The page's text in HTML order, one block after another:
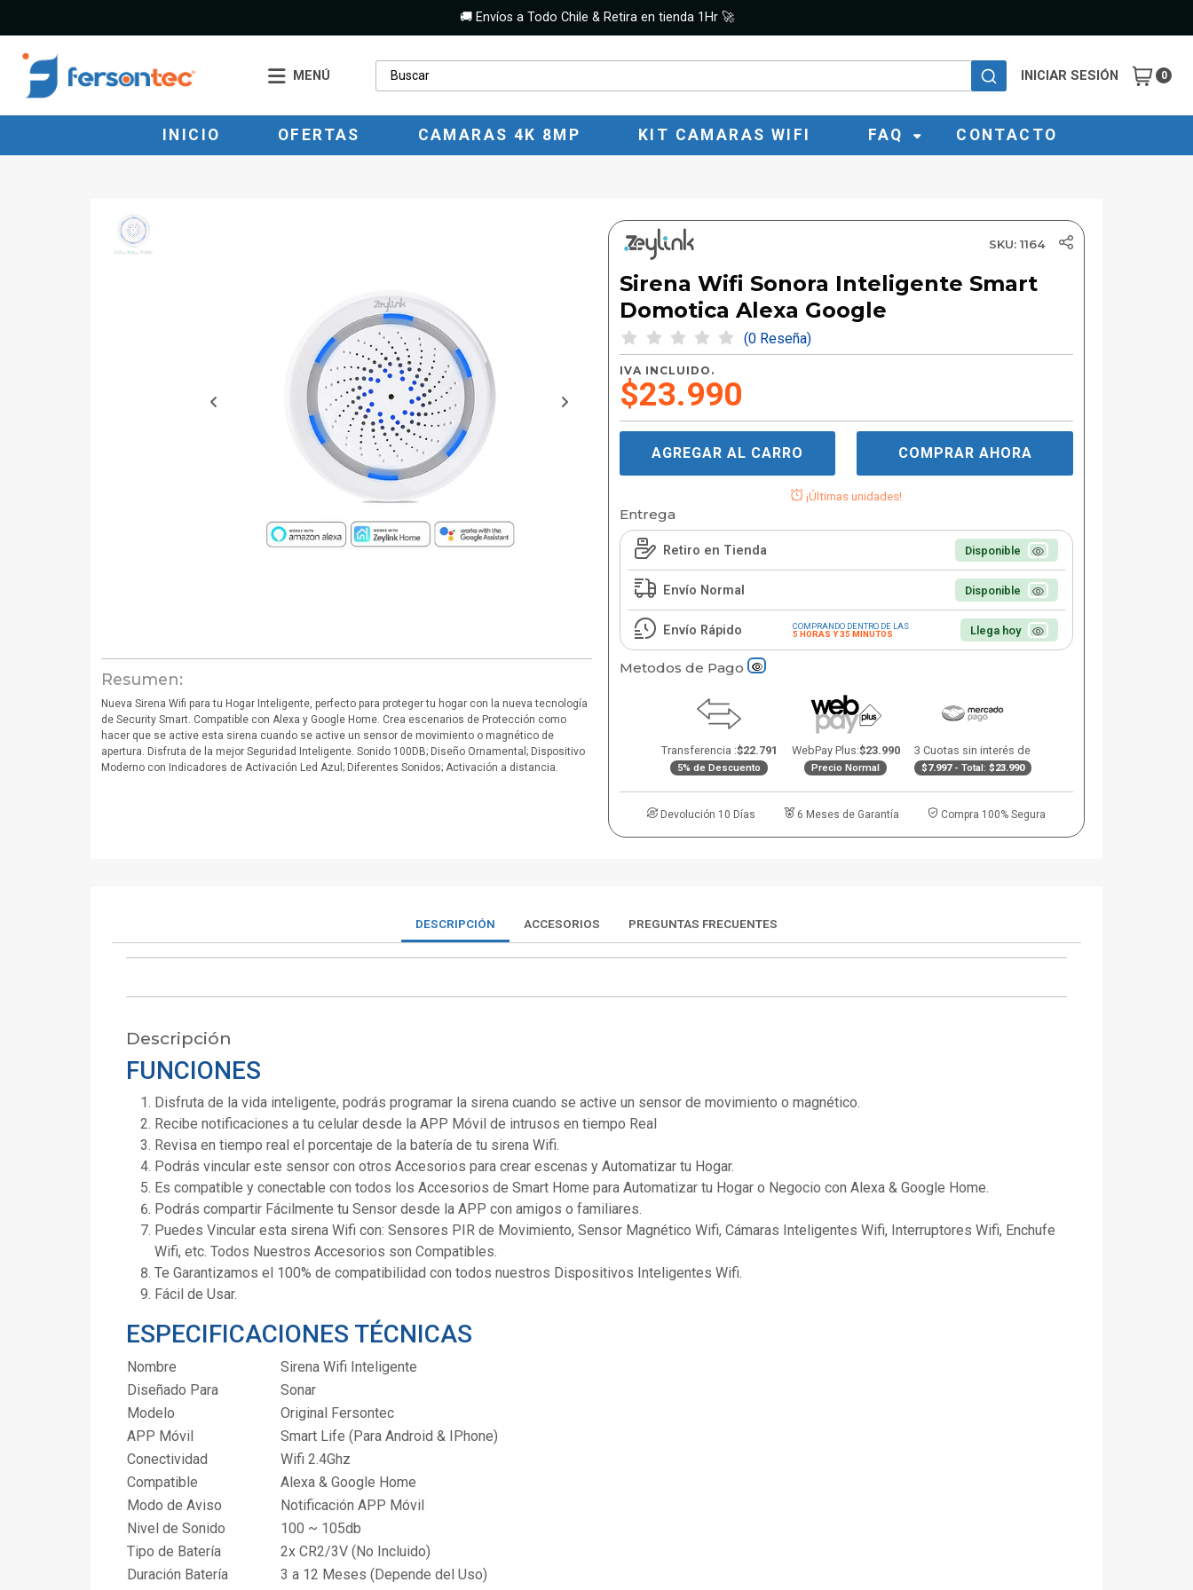
🚚 Envíos a Todo Chile & Retira en tienda 1Hr 🚀
MENÚ INICIAR SESIÓN 0
INICIO OFERTAS CAMARAS 4K 8MP KIT CAMARAS WIFI FAQ CONTACTO
Resumen:
Nueva Sirena Wifi para tu Hogar Inteligente, perfecto para proteger tu hogar con la nueva tecnología
de Security Smart. Compatible con Alexa y Google Home. Crea escenarios de Protección como
hacer que se active esta sirena cuando se active un sensor de movimiento o magnético de
apertura. Disfruta de la mejor Seguridad Inteligente. Sonido 100DB; Diseño Ornamental; Dispositivo
Moderno con Indicadores de Activación Led Azul; Diferentes Sonidos; Activación a distancia.
SKU: 1164
Sirena Wifi Sonora Inteligente Smart
Domotica Alexa Google
(0 Reseña)
IVA INCLUIDO.
$23.990
AGREGAR AL CARRO COMPRAR AHORA
¡Últimas unidades!
Entrega
Retiro en Tienda Disponible
Envío Normal Disponible
Envío Rápido
COMPRANDO DENTRO DE LAS
5 HORAS Y 35 MINUTOS
Llega hoy
Metodos de Pago
Transferencia :$22.791
5% de Descuento
WebPay Plus:$23.990
Precio Normal
3 Cuotas sin interés de
$7.997- Total: $23.990
Devolución 10 Días 6 Meses de Garantía Compra 100% Segura
DESCRIPCIÓN ACCESORIOS PREGUNTAS FRECUENTES
Descripción
FUNCIONES
Disfruta de la vida inteligente, podrás programar la sirena cuando se active un sensor de movimiento o magnético.
Recibe notificaciones a tu celular desde la APP Móvil de intrusos en tiempo Real
Revisa en tiempo real el porcentaje de la batería de tu sirena Wifi.
Podrás vincular este sensor con otros Accesorios para crear escenas y Automatizar tu Hogar.
Es compatible y conectable con todos los Accesorios de Smart Home para Automatizar tu Hogar o Negocio con Alexa & Google Home.
Podrás compartir Fácilmente tu Sensor desde la APP con amigos o familiares.
Puedes Vincular esta sirena Wifi con: Sensores PIR de Movimiento, Sensor Magnético Wifi, Cámaras Inteligentes Wifi, Interruptores Wifi, Enchufe
Wifi, etc. Todos Nuestros Accesorios son Compatibles.
Te Garantizamos el 100% de compatibilidad con todos nuestros Dispositivos Inteligentes Wifi.
Fácil de Usar.
ESPECIFICACIONES TÉCNICAS
Nombre
Sirena Wifi Inteligente
Diseñado Para
Sonar
Modelo
Original Fersontec
APP Móvil
Smart Life (Para Android & IPhone)
Conectividad
Wifi 2.4Ghz
Compatible
Alexa & Google Home
Modo de Aviso
Notificación APP Móvil
Nivel de Sonido
100 ~ 105db
Tipo de Batería
2x CR2/3V (No Incluido)
Duración Batería
3 a 12 Meses (Depende del Uso)